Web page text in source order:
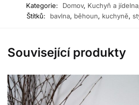
Kategorie:
Domov, Kuchyň a jídelna
Štítků:
bavlna, běhoun, kuchyně,
Související produkty